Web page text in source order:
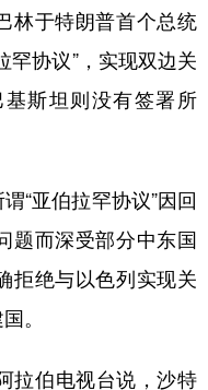
林于特朗普首个总统
罕协议”，实现双边关
斯坦则没有签署所
亚伯拉罕协议”因回
题而深受部分中东国
拒绝与以色列实现关
。
伯电视台说，沙特